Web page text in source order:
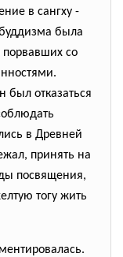
в сангху -
была
со
был отказаться
в Древней
принять на
посвящения,
тогу жить